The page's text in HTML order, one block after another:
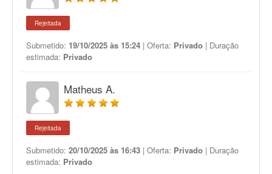
Rejeitada
Submetido: 19/10/2025 às 15:24 | Oferta: Privado | Duração
estimada: Privado
Matheus A.
Rejeitada
Submetido: 20/10/2025 às 16:43 | Oferta: Privado | Duração
estimada: Privado